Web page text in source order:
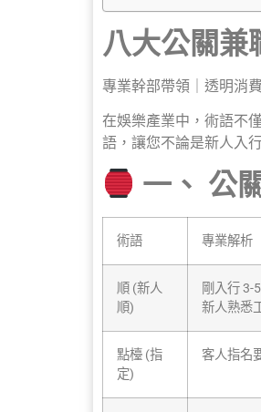
八大公關兼
專業幹部帶領｜透明消
在娛樂產業中，術語不
語，讓您不論是新人入
一、 公
術語 專業解析
順 (新人
順)
剛入行 3-
新人熟悉
點檯 (指
定)
客人指名